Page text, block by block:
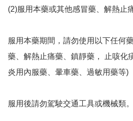
(2)服用本藥或其他感冒藥、解熱止
服用本藥期間，請勿使用以下任何
藥、解熱止痛藥、鎮靜藥， 止咳化
炎用內服藥、暈車藥、過敏用藥等)
服用後請勿駕駛交通工具或機械類